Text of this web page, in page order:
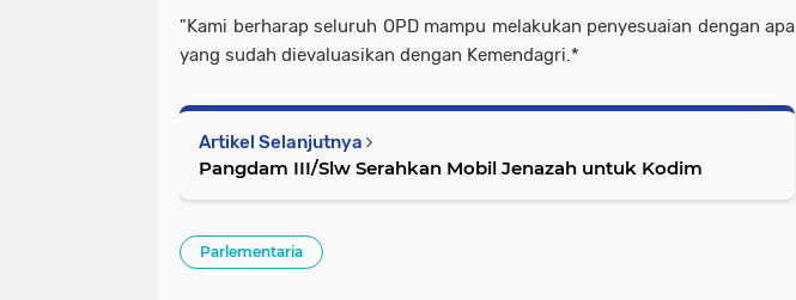
"Kami berharap seluruh OPD mampu melakukan penyesuaian dengan apa
yang sudah dievaluasikan dengan Kemendagri.*
Artikel Selanjutnya
Pangdam III/Slw Serahkan Mobil Jenazah untuk Kodim
Parlementaria